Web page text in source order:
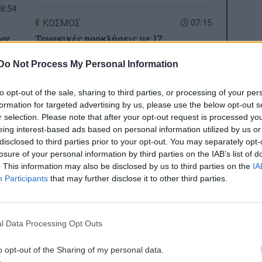
Do Not Process My Personal Information
opt-out of the sale, sharing to third parties, or processing of your
for targeted advertising by us, please use the below opt-out
selection. Please note that after your opt-out request is processed
interest-based ads based on personal information utilized by us
to third parties prior to your opt-out. You may separately
of your personal information by third parties on the IAB’s list of
This information may also be disclosed by us to third parties on the
Participants that may further disclose it to other third parties.
Data Processing Opt Outs
opt-out of the Sharing of my personal data.
07:15
ΚΟΣΜΟΣ
Τουρκικές προκλήσεις με 17
σε μία ημέρα
07:00
GOSSIP - LIFESTYLE
Να ταξιδεύει μες στη θάλασσα η ψυχή
(φωτο)
00:00
ΣΧΕΣΕΙΣ ΚΑΙ SEX
Χρήματα και σχέση: Πώς να μιλήσετε
Η Μπάρμπρα Στρέιζαντ υπογράφει το
οι ειδήσεις